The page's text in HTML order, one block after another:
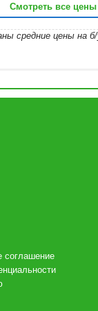
Смотреть все цены
средние цены на
соглашение